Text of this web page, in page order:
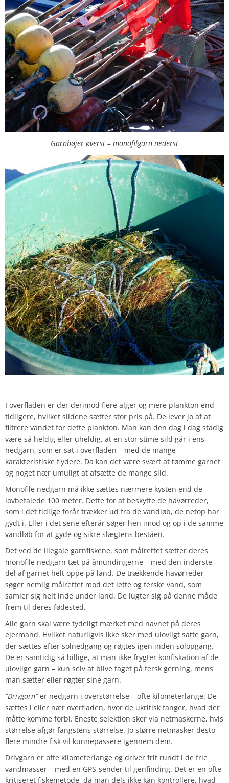
Garnbøjer øverst – monofilgarn nederst
I overfladen er der derimod flere alger og mere plankton end
tidligere, hvilket sildene sætter stor pris på. De lever jo af at
filtrere vandet for dette plankton. Man kan den dag i dag stadig
være så heldig eller uheldig, at en stor stime sild går i ens
nedgarn, som er sat i overfladen – med de mange
karakteristiske flydere. Da kan det være svært at tømme garnet
og noget nær umuligt at afsætte de mange sild.
Monofile nedgarn må ikke sættes nærmere kysten end de
lovbefalede 100 meter. Dette for at beskytte de havørreder,
som i det tidlige forår trækker ud fra de vandløb, de netop har
gydt i. Eller i det sene efterår søger hen imod og op i de samme
vandløb for at gyde og sikre slægtens beståen.
Det ved de illegale garnfiskene, som målrettet sætter deres
monofile nedgarn tæt på åmundingerne – med den inderste
del af garnet helt oppe på land. De trækkende havørreder
søger nemlig målrettet mod det lette og ferske vand, som
samler sig helt inde under land. De lugter sig på denne måde
frem til deres fødested.
Alle garn skal være tydeligt mærket med navnet på deres
ejermand. Hvilket naturligvis ikke sker med ulovligt satte garn,
der sættes efter solnedgang og røgtes igen inden solopgang.
De er samtidig så billige, at man ikke frygter konfiskation af de
ulovlige garn – kun selv at blive taget på fersk gerning, mens
man sætter eller røgter sine garn.
“Drivgarn”er nedgarn i overstørrelse – ofte kilometerlange. De
sættes i eller nær overfladen, hvor de ukritisk fanger, hvad der
måtte komme forbi. Eneste selektion sker via netmaskerne, hvis
størrelse afgør fangstens størrelse. Jo større netmasker desto
flere mindre fisk vil kunnepassere igennem dem.
Drivgarn er ofte kilometerlange og driver frit rundt i de frie
vandmasser – med en GPS-sender til genfinding. Det er en ofte
kritiseret fiskemetode, da man dels ikke kan kontrollere, hvad